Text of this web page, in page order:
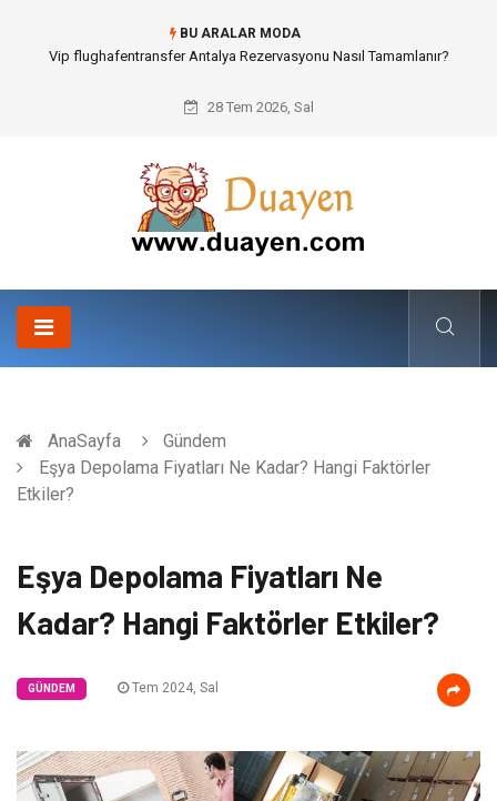
BU ARALAR MODA
Vip flughafentransfer Antalya Rezervasyonu Nasıl Tamamlanır?
28 Tem 2026, Sal
AnaSayfa
Gündem
Eşya Depolama Fiyatları Ne Kadar? Hangi Faktörler
Etkiler?
Eşya Depolama Fiyatları Ne
Kadar? Hangi Faktörler Etkiler?
GÜNDEM Tem 2024, Sal